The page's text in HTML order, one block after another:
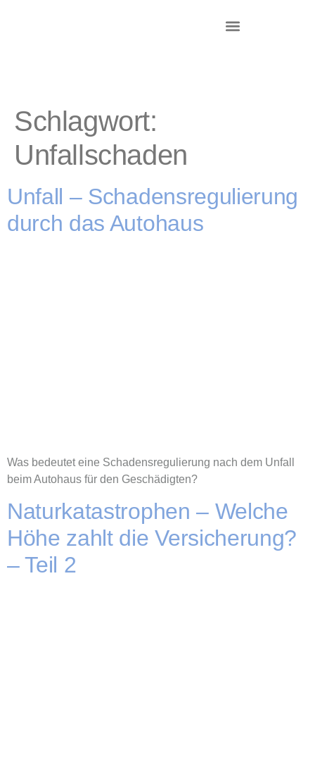
Schlagwort:
Unfallschaden
Unfall – Schadensregulierung
durch das Autohaus
Was bedeutet eine Schadensregulierung nach dem Unfall
beim Autohaus für den Geschädigten?
Naturkatastrophen – Welche
Höhe zahlt die Versicherung?
– Teil 2